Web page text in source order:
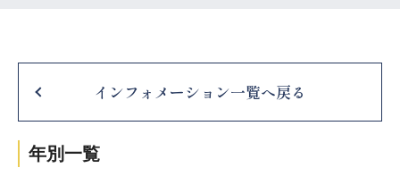
インフォメーション一覧へ戻る
年別一覧